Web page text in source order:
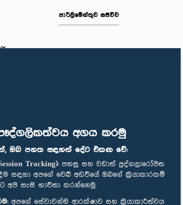
අගය කරමු
ඔබ පහත සඳහන් දේට එකඟ වේ:
Tracking): පහසු සහ වඩාත් පුද්ගලාරෝපිත
සඳහා අපගේ වෙබ් අඩවියේ ඔබගේ ක්‍රියාකාරකම්
අපි සැසි භාවිතා කරන්නෙමු.
අපගේ සේවාවන්හි ආරක්ෂාව සහ ක්‍රියාකාරීත්වය
පාර්ලිමේන්තුව සජීවීව
සිටින්න :